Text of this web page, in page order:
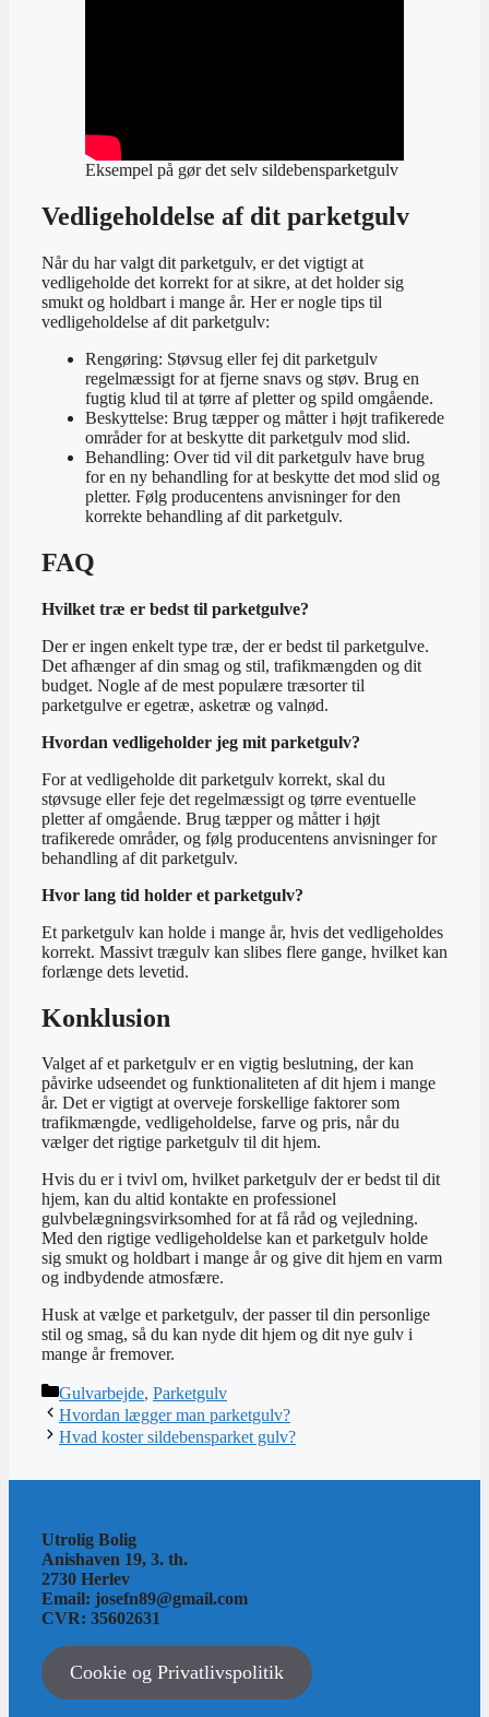
Eksempel på gør det selv sildebensparketgulv
Vedligeholdelse af dit parketgulv
Når du har valgt dit parketgulv, er det vigtigt at
vedligeholde det korrekt for at sikre, at det holder sig
smukt og holdbart i mange år. Her er nogle tips til
vedligeholdelse af dit parketgulv:
Rengøring: Støvsug eller fej dit parketgulv
regelmæssigt for at fjerne snavs og støv. Brug en
fugtig klud til at tørre af pletter og spild omgående.
Beskyttelse: Brug tæpper og måtter i højt trafikerede
områder for at beskytte dit parketgulv mod slid.
Behandling: Over tid vil dit parketgulv have brug
for en ny behandling for at beskytte det mod slid og
pletter. Følg producentens anvisninger for den
korrekte behandling af dit parketgulv.
FAQ
Hvilket træ er bedst til parketgulve?
Der er ingen enkelt type træ, der er bedst til parketgulve.
Det afhænger af din smag og stil, trafikmængden og dit
budget. Nogle af de mest populære træsorter til
parketgulve er egetræ, asketræ og valnød.
Hvordan vedligeholder jeg mit parketgulv?
For at vedligeholde dit parketgulv korrekt, skal du
støvsuge eller feje det regelmæssigt og tørre eventuelle
pletter af omgående. Brug tæpper og måtter i højt
trafikerede områder, og følg producentens anvisninger for
behandling af dit parketgulv.
Hvor lang tid holder et parketgulv?
Et parketgulv kan holde i mange år, hvis det vedligeholdes
korrekt. Massivt trægulv kan slibes flere gange, hvilket kan
forlænge dets levetid.
Konklusion
Valget af et parketgulv er en vigtig beslutning, der kan
påvirke udseendet og funktionaliteten af dit hjem i mange
år. Det er vigtigt at overveje forskellige faktorer som
trafikmængde, vedligeholdelse, farve og pris, når du
vælger det rigtige parketgulv til dit hjem.
Hvis du er i tvivl om, hvilket parketgulv der er bedst til dit
hjem, kan du altid kontakte en professionel
gulvbelægningsvirksomhed for at få råd og vejledning.
Med den rigtige vedligeholdelse kan et parketgulv holde
sig smukt og holdbart i mange år og give dit hjem en varm
og indbydende atmosfære.
Husk at vælge et parketgulv, der passer til din personlige
stil og smag, så du kan nyde dit hjem og dit nye gulv i
mange år fremover.
Kategorier
Gulvarbejde, Parketgulv
Hvordan lægger man parketgulv?
Hvad koster sildebensparket gulv?
Utrolig Bolig
Anishaven 19, 3. th.
2730 Herlev
Email: josefn89@gmail.com
CVR: 35602631
Cookie og Privatlivspolitik